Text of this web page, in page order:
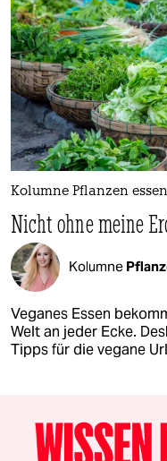
Kolumne Pflanzen essen
Nicht ohne meine
Kolumne
Veganes Essen
Welt an jeder Ecke.
Tipps für die vegane